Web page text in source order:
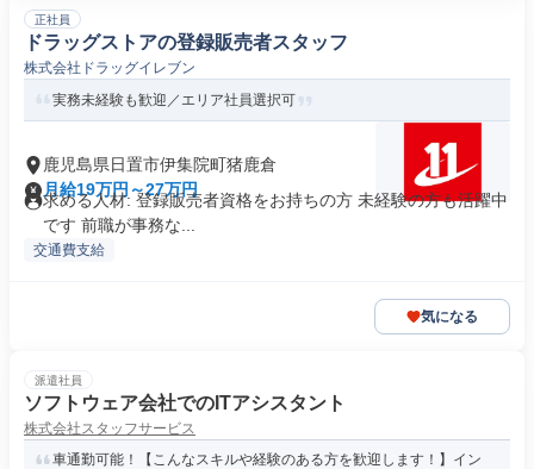
正社員
ドラッグストアの登録販売者スタッフ
株式会社ドラッグイレブン
実務未経験も歓迎／エリア社員選択可
鹿児島県日置市伊集院町猪鹿倉
月給19万円～27万円
求める人材: 登録販売者資格をお持ちの方 未経験の方も活躍中
です 前職が事務な...
交通費支給
気になる
派遣社員
ソフトウェア会社でのITアシスタント
株式会社スタッフサービス
車通勤可能！【こんなスキルや経験のある方を歓迎します！】イン